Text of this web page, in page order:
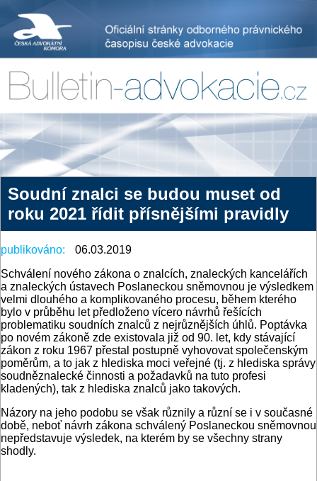
Soudní znalci se budou muset od
roku 2021 řídit přísnějšími pravidly
publikováno:
06.03.2019
Schválení nového zákona o znalcích, znaleckých kancelářích
a znaleckých ústavech Poslaneckou sněmovnou je výsledkem
velmi dlouhého a komplikovaného procesu, během kterého
bylo v průběhu let předloženo vícero návrhů řešících
problematiku soudních znalců z nejrůznějších úhlů. Poptávka
po novém zákoně zde existovala již od 90. let, kdy stávající
zákon z roku 1967 přestal postupně vyhovovat společenským
poměrům, a to jak z hlediska moci veřejné (tj. z hlediska správy
soudněznalecké činnosti a požadavků na tuto profesi
kladených), tak z hlediska znalců jako takových.
Názory na jeho podobu se však různily a různí se i v současné
době, neboť návrh zákona schválený Poslaneckou sněmovnou
nepředstavuje výsledek, na kterém by se všechny strany
shodly.